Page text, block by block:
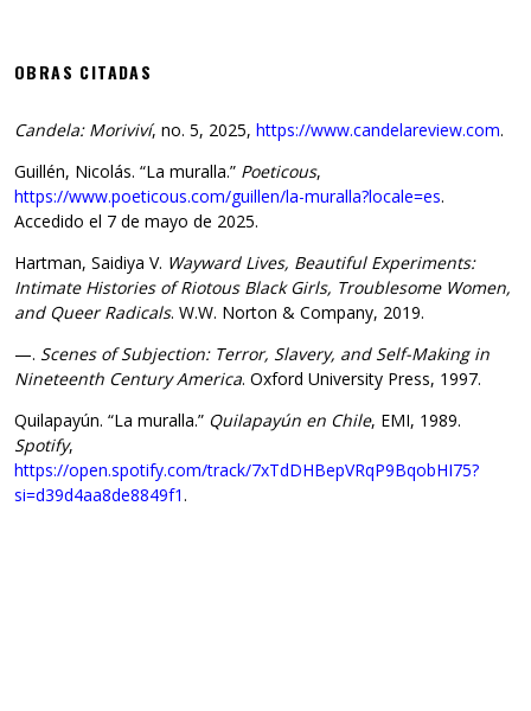
OBRAS CITADAS
Candela: Moriviví, no. 5, 2025, https://www.candelareview.com.
Guillén, Nicolás. “La muralla.” Poeticous,
https://www.poeticous.com/guillen/la-muralla?locale=es.
Accedido el 7 de mayo de 2025.
Hartman, Saidiya V. Wayward Lives, Beautiful Experiments:
Intimate Histories of Riotous Black Girls, Troublesome Women,
and Queer Radicals. W.W. Norton & Company, 2019.
—. Scenes of Subjection: Terror, Slavery, and Self-Making in
Nineteenth Century America. Oxford University Press, 1997.
Quilapayún. “La muralla.” Quilapayún en Chile, EMI, 1989.
Spotify,
https://open.spotify.com/track/7xTdDHBepVRqP9BqobHI75?
si=d39d4aa8de8849f1.